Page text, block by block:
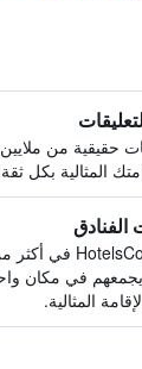
حقيقية من ملايين
المثالية بكل
في مكان
المثالية.